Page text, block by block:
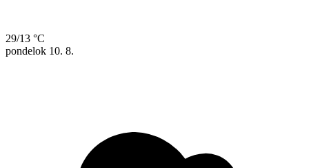
29/13 °C
pondelok 10. 8.